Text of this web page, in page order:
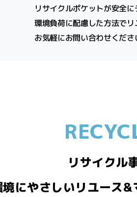
リサイクルポケットが安全に
環境負荷に配慮した方法でリ
お気軽にお問い合わせくださ
リサイクル
にやさしいリユース